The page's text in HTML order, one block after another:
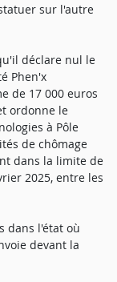
sur l'autre
déclare nul le
Phen'x
de 17 000 euros
ordonne le
à Pôle
de chômage
dans la limite de
2025, entre les
dans l'état où
devant la